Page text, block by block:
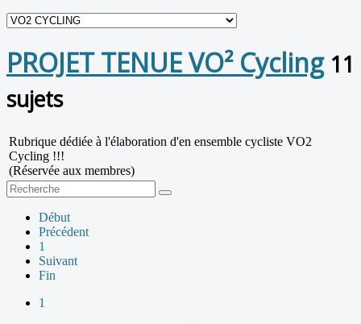
PROJET TENUE VO² Cycling 11
sujets
Rubrique dédiée à l'élaboration d'en ensemble cycliste VO2
Cycling !!!
(Réservée aux membres)
Début
Précédent
1
Suivant
Fin
1